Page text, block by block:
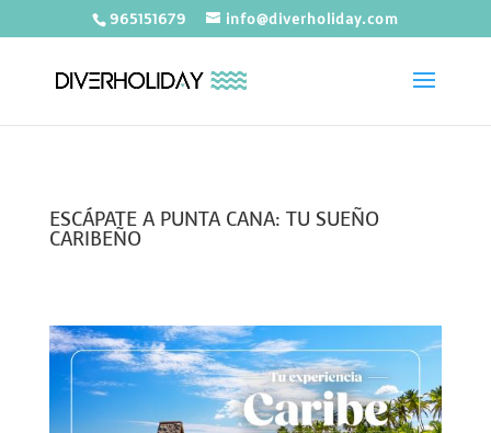
965151679 info@diverholiday.com
ESCÁPATE A PUNTA CANA: TU SUEÑO
CARIBEÑO